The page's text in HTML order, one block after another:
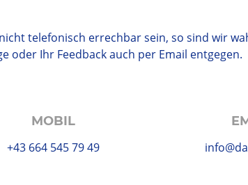
telefonisch errechbar sein, so sind wir
oder Ihr Feedback auch per Email entgegen.
MOBIL
+43 664 545 79 49